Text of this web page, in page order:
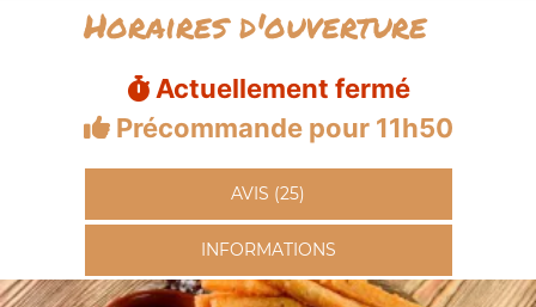
Horaires d'ouverture
Actuellement fermé
Précommande pour 11h50
AVIS (25)
INFORMATIONS